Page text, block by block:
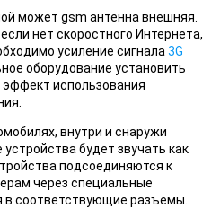
может gsm антенна внешняя.
нет скоростного Интернета,
усиление сигнала 3G
оборудование установить
эффект использования
внутри и снаружи
будет звучать как
подсоединяются к
через специальные
в соответствующие разъемы.